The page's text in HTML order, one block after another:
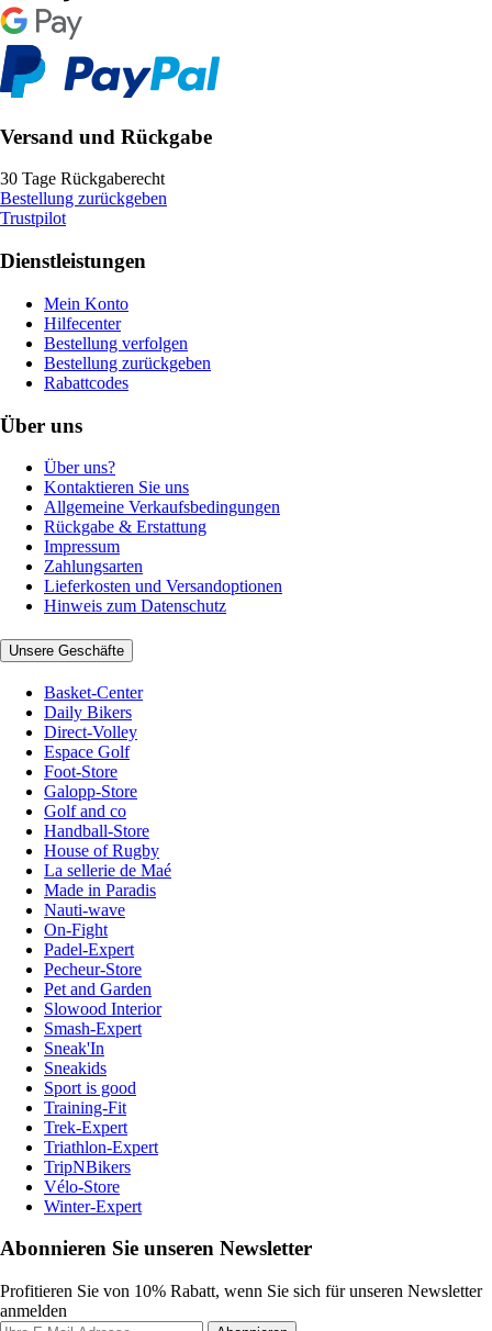
Versand und Rückgabe
30 Tage Rückgaberecht
Bestellung zurückgeben
Trustpilot
Dienstleistungen
Mein Konto
Hilfecenter
Bestellung verfolgen
Bestellung zurückgeben
Rabattcodes
Über uns
Über uns?
Kontaktieren Sie uns
Allgemeine Verkaufsbedingungen
Rückgabe & Erstattung
Impressum
Zahlungsarten
Lieferkosten und Versandoptionen
Hinweis zum Datenschutz
Unsere Geschäfte
Basket-Center
Daily Bikers
Direct-Volley
Espace Golf
Foot-Store
Galopp-Store
Golf and co
Handball-Store
House of Rugby
La sellerie de Maé
Made in Paradis
Nauti-wave
On-Fight
Padel-Expert
Pecheur-Store
Pet and Garden
Slowood Interior
Smash-Expert
Sneak'In
Sneakids
Sport is good
Training-Fit
Trek-Expert
Triathlon-Expert
TripNBikers
Vélo-Store
Winter-Expert
Abonnieren Sie unseren Newsletter
Profitieren Sie von 10% Rabatt, wenn Sie sich für unseren Newsletter
anmelden